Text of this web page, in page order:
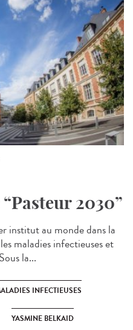
2030”
institut au monde dans la
maladies infectieuses et
la...
INFECTIEUSES
YASMINE BELKAID